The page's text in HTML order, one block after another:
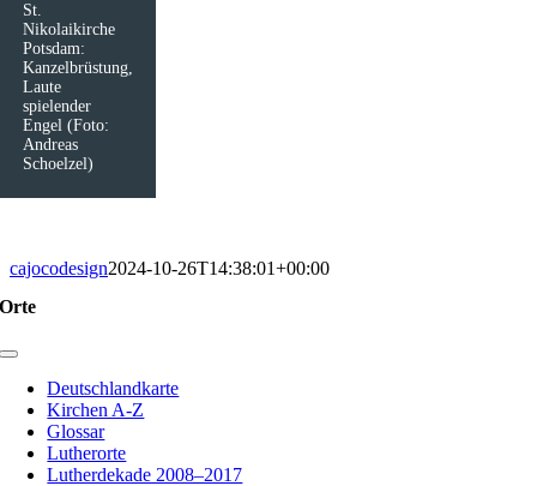
St.
Nikolaikirche
Potsdam:
Kanzelbrüstung,
Laute
spielender
Engel (Foto:
Andreas
Schoelzel)
cajocodesign2024-10-26T14:38:01+00:00
Orte
Toggle
NavigationDeutschlandkarte
Kirchen A-Z
Glossar
Lutherorte
Lutherdekade 2008–2017